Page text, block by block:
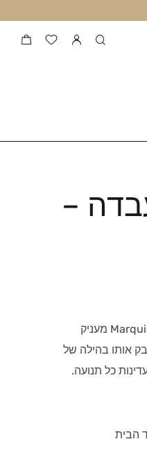
–
יש טבעות אירוסין, ויש טבעת שממש שולטת בחדר. עיצוב Marquise Queen מעניק
אותו בהילה של
כל תנועה.
הבית